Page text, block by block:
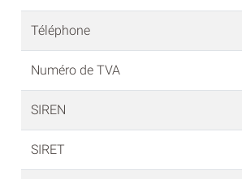
Téléphone
Numéro de TVA
SIREN
SIRET